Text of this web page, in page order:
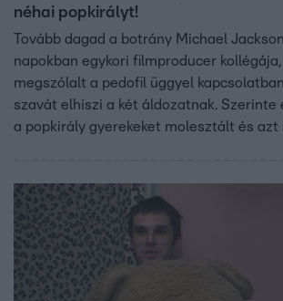
néhai popkirályt!
Tovább dagad a botrány Michael
napokban egykori filmproducer
megszólalt a pedofil üggyel
szavát elhiszi a két áldozatnak. Szerinte
a popkirály gyerekeket molesztált és azt
Withfield ennek az ellenkezőjét állítja.